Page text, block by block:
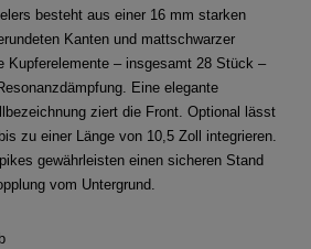
besteht aus einer 16 mm starken
Kanten und mattschwarzer
Kupferelemente – insgesamt 28 Stück –
Eine elegante
ziert die Front. Optional lässt
zu einer Länge von 10,5 Zoll integrieren.
gewährleisten einen sicheren Stand
vom Untergrund.